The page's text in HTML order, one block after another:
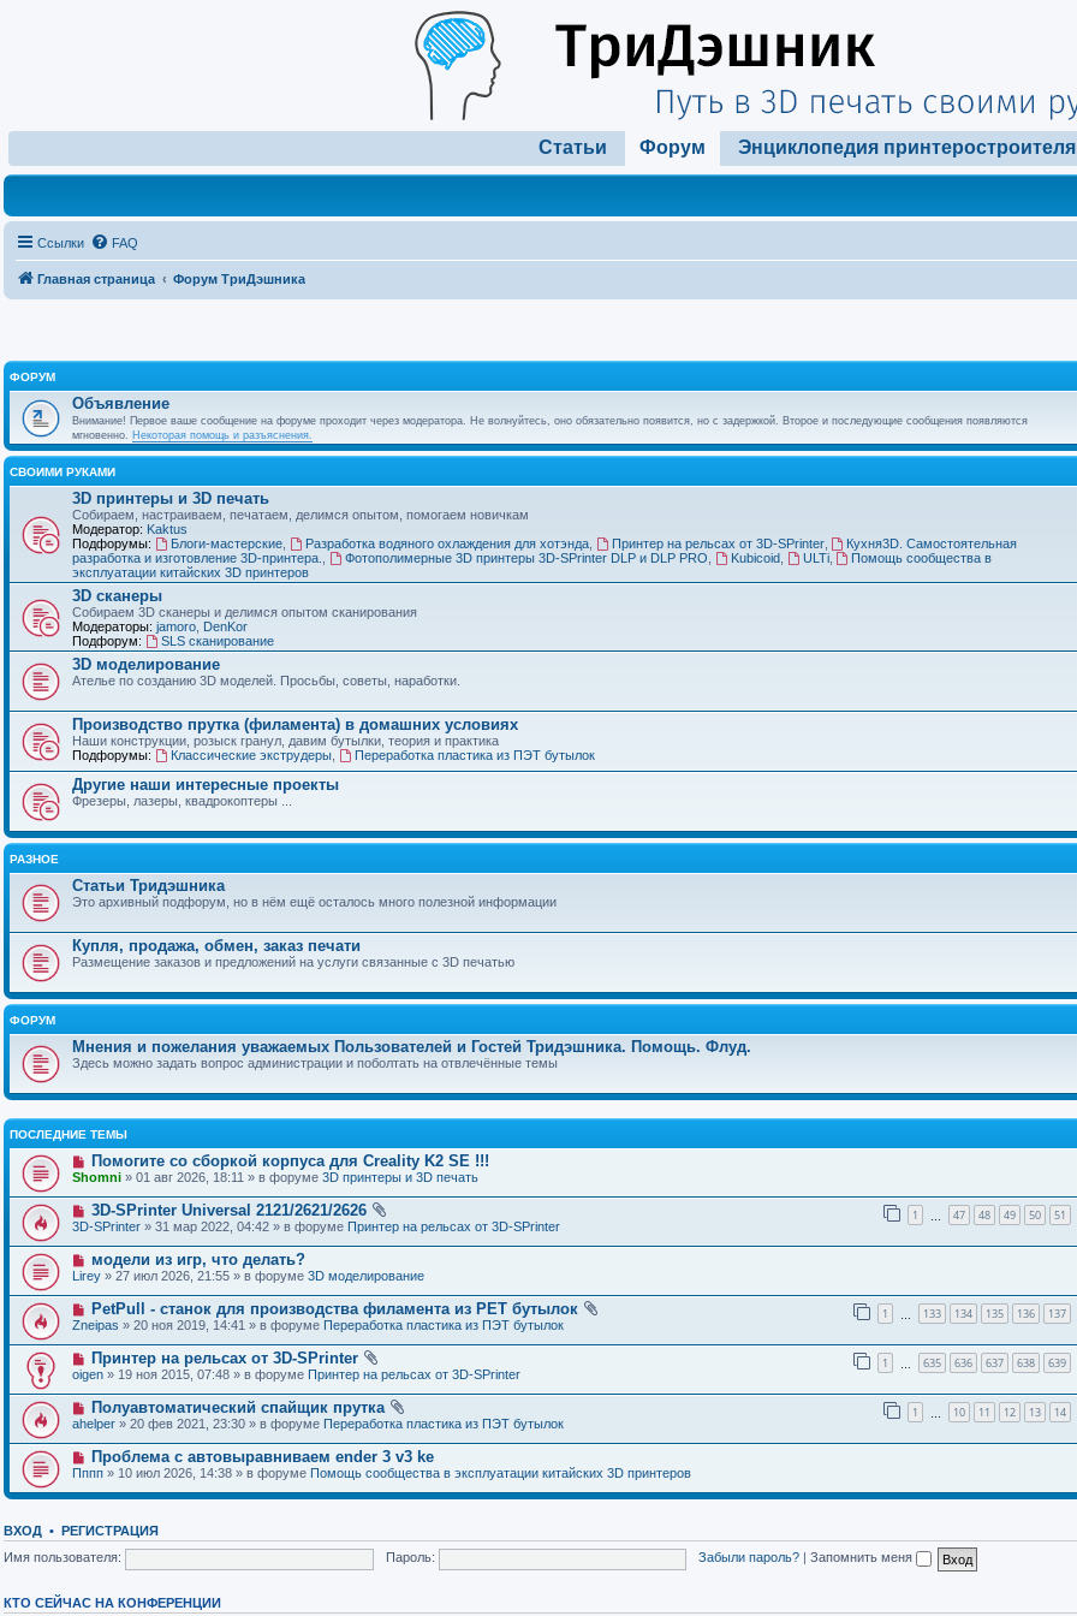
Статьи Форум Энциклопедия принтеростроителя
Ссылки FAQ
Главная страница Форум ТриДэшника
ФОРУМ
Объявление
Внимание! Первое ваше сообщение на форуме проходит через модератора. Не волнуйтесь, оно обязательно появится, но с задержкой. Второе и последующие сообщения появляются
мгновенно. Некоторая помощь и разъяснения.
СВОИМИ РУКАМИ
3D принтеры и 3D печать
Собираем, настраиваем, печатаем, делимся опытом, помогаем новичкам
Модератор: Kaktus
Подфорумы:
Блоги-мастерские, Разработка водяного охлаждения для хотэнда, Принтер на рельсах от 3D-SPrinter,
Кухня3D. Самостоятельная
разработка и изготовление 3D-принтера.
Фотополимерные 3D принтеры 3D-SPrinter DLP и DLP PRO Kubicoid, ULTi,
Помощь сообщества в
эксплуатации китайских 3D принтеров
3D сканеры
Собираем 3D сканеры и делимся опытом сканирования
Модераторы: jamoro DenKor
Подфорум:
SLS сканирование
3D моделирование
Ателье по созданию 3D моделей. Просьбы, советы, наработки.
Производство прутка (филамента) в домашних условиях
Наши конструкции, розыск гранул, давим бутылки, теория и практика
Подфорумы:
Классические экструдеры, Переработка пластика из ПЭТ бутылок
Другие наши интересные проекты
Фрезеры, лазеры, квадрокоптеры ...
РАЗНОЕ
Статьи Тридэшника
Это архивный подфорум, но в нём ещё осталось много полезной информации
Купля, продажа, обмен, заказ печати
Размещение заказов и предложений на услуги связанные с 3D печатью
ФОРУМ
Мнения и пожелания уважаемых Пользователей и Гостей Тридэшника. Помощь. Флуд.
Здесь можно задать вопрос администрации и поболтать на отвлечённые темы
ПОСЛЕДНИЕ ТЕМЫ
Помогите со сборкой корпуса для Creality K2 SE !!!
Shomni » 01 авг 2026, 18:11 » в форуме 3D принтеры и 3D печать
3D-SPrinter Universal 2121/2621/2626 1 47 48 49 50 51
3D-SPrinter » 31 мар 2022, 04:42 » в форуме Принтер на рельсах от 3D-SPrinter
модели из игр, что делать?
Lirey » 27 июл 2026, 21:55 » в форуме 3D моделирование
PetPull - cтанок для производства филамента из PET бутылок 1 133 134 135 136 137
Zneipas » 20 ноя 2019, 14:41 » в форуме Переработка пластика из ПЭТ бутылок
Принтер на рельсах от 3D-SPrinter 1 635 636 637 638 639
oigen » 19 ноя 2015, 07:48 » в форуме Принтер на рельсах от 3D-SPrinter
Полуавтоматический спайщик прутка 1 10 11 12 13 14
ahelper » 20 фев 2021, 23:30 » в форуме Переработка пластика из ПЭТ бутылок
Проблема с автовыравниваем ender 3 v3 ke
Пппп » 10 июл 2026, 14:38 » в форуме Помощь сообщества в эксплуатации китайских 3D принтеров
ВХОД • РЕГИСТРАЦИЯ
Имя пользователя:
Пароль: Забыли пароль? Запомнить меня
КТО СЕЙЧАС НА КОНФЕРЕНЦИИ